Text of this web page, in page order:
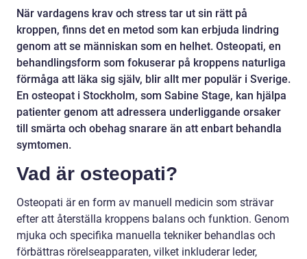
När vardagens krav och stress tar ut sin rätt på
kroppen, finns det en metod som kan erbjuda lindring
genom att se människan som en helhet. Osteopati, en
behandlingsform som fokuserar på kroppens naturliga
förmåga att läka sig själv, blir allt mer populär i Sverige.
En osteopat i Stockholm, som Sabine Stage, kan hjälpa
patienter genom att adressera underliggande orsaker
till smärta och obehag snarare än att enbart behandla
symtomen.
Vad är osteopati?
Osteopati är en form av manuell medicin som strävar
efter att återställa kroppens balans och funktion. Genom
mjuka och specifika manuella tekniker behandlas och
förbättras rörelseapparaten, vilket inkluderar leder,